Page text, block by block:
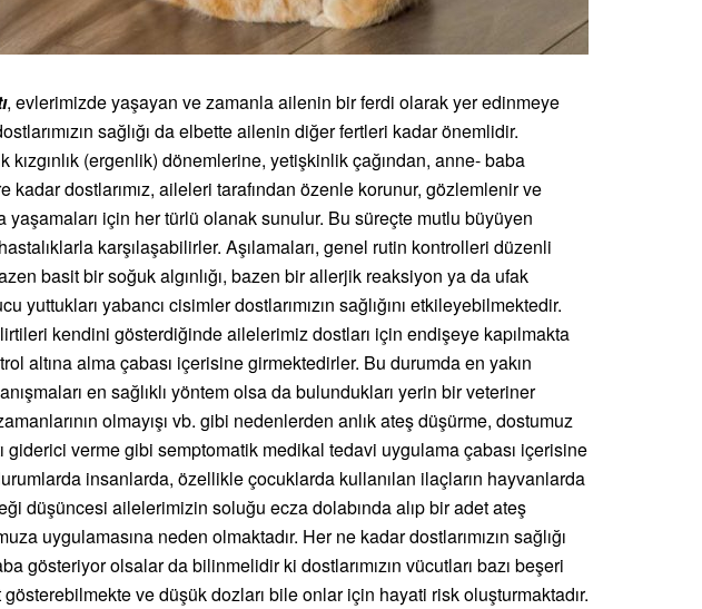
, evlerimizde yaşayan ve zamanla ailenin bir ferdi olarak yer edinmeye
sağlığı da elbette ailenin diğer fertleri kadar önemlidir.
kızgınlık (ergenlik) dönemlerine, yetişkinlik çağından, anne- baba
kadar dostlarımız, aileleri tarafından özenle korunur, gözlemlenir ve
yaşamaları için her türlü olanak sunulur. Bu süreçte mutlu büyüyen
karşılaşabilirler. Aşılamaları, genel rutin kontrolleri düzenli
basit bir soğuk algınlığı, bazen bir allerjik reaksiyon ya da ufak
yuttukları yabancı cisimler dostlarımızın sağlığını etkileyebilmektedir.
kendini gösterdiğinde ailelerimiz dostları için endişeye kapılmakta
altına alma çabası içerisine girmektedirler. Bu durumda en yakın
en sağlıklı yöntem olsa da bulundukları yerin bir veteriner
olmayışı vb. gibi nedenlerden anlık ateş düşürme, dostumuz
giderici verme gibi semptomatik medikal tedavi uygulama çabası içerisine
insanlarda, özellikle çocuklarda kullanılan ilaçların hayvanlarda
düşüncesi ailelerimizin soluğu ecza dolabında alıp bir adet ateş
uygulamasına neden olmaktadır. Her ne kadar dostlarımızın sağlığı
gösteriyor olsalar da bilinmelidir ki dostlarımızın vücutları bazı beşeri
ve düşük dozları bile onlar için hayati risk oluşturmaktadır.